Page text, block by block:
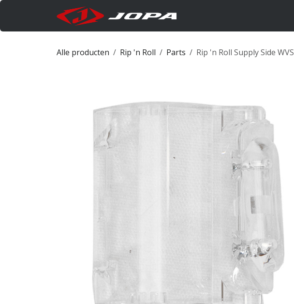
Overslaan naar inhoud
Alle producten Rip 'n Roll Parts Rip 'n Roll Supply Side WVS